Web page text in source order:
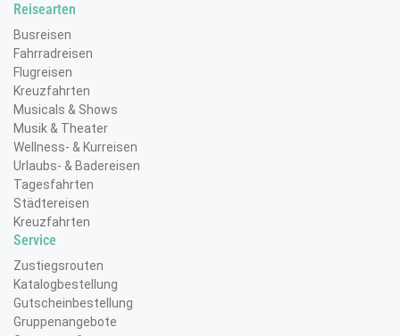
Reisearten
Busreisen
Fahrradreisen
Flugreisen
Kreuzfahrten
Musicals & Shows
Musik & Theater
Wellness- & Kurreisen
Urlaubs- & Badereisen
Tagesfahrten
Städtereisen
Kreuzfahrten
Service
Zustiegsrouten
Katalogbestellung
Gutscheinbestellung
Gruppenangebote